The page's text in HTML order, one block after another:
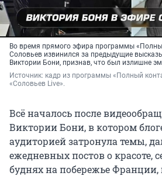
Во время прямого эфира программы
Соловьев извинился за предыдущие
Виктории Бони, признав, что был излишне
Источник: кадр из программы «Полный
«Соловьев Live».
Всё началось после
Виктории Бони, в котором
аудиторией затронула темы,
ежедневных постов о красоте,
буднях на побережье Франции,